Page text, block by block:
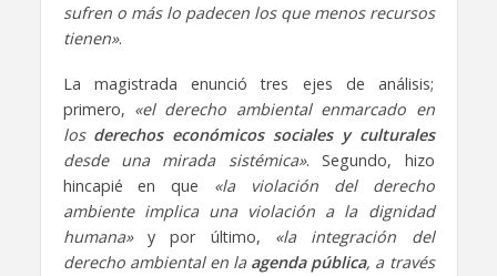
sufren o más lo padecen los que menos recursos
tienen».
La magistrada enunció tres ejes de análisis;
primero, «el derecho ambiental enmarcado en
los derechos económicos sociales y culturales
desde una mirada sistémica». Segundo, hizo
hincapié en que «la violación del derecho
ambiente implica una violación a la dignidad
humana» y por último, «la integración del
derecho ambiental en la agenda pública, a través